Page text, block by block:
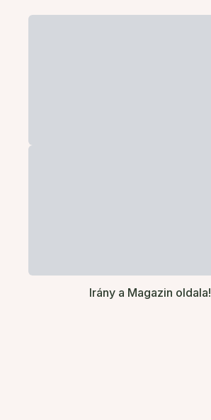
Irány a Magazin oldala!